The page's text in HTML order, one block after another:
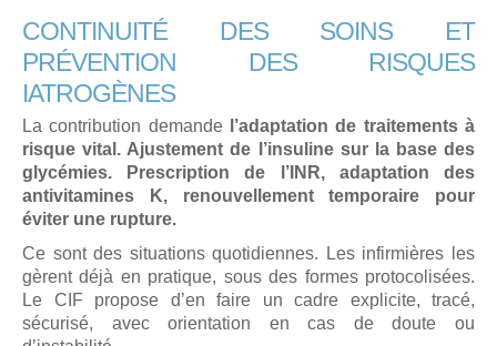
CONTINUITÉ DES SOINS ET
PRÉVENTION DES RISQUES
IATROGÈNES
La contribution demande l’adaptation de traitements à
risque vital. Ajustement de l’insuline sur la base des
glycémies. Prescription de l’INR, adaptation des
antivitamines K, renouvellement temporaire pour
éviter une rupture.
Ce sont des situations quotidiennes. Les infirmières les
gèrent déjà en pratique, sous des formes protocolisées.
Le CIF propose d’en faire un cadre explicite, tracé,
sécurisé, avec orientation en cas de doute ou